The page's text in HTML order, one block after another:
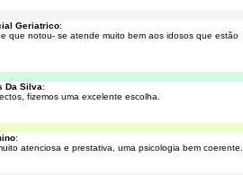
Geriatrico:
que notou- se atende muito bem aos idosos que estão
Da Silva:
fizemos uma excelente escolha.
:
atenciosa e prestativa, uma psicologia bem coerente.